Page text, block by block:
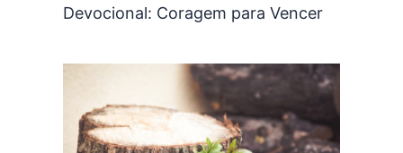
Devocional: Coragem para Vencer